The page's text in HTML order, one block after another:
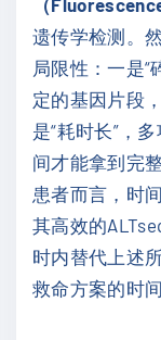
遗传学检测。
局限性：一是“
定的基因片段
是“耗时长”，
间才能拿到完
患者而言，时
其高效的
时内替代上述
救命方案的时间